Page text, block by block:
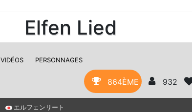
Elfen Lied
VIDÉOS PERSONNAGES
864ÈME 932
エルフェンリート